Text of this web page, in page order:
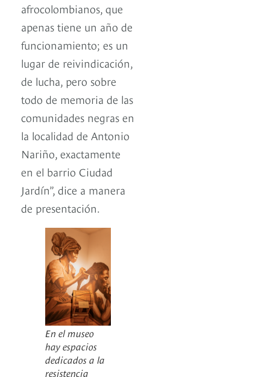
afrocolombianos, que
apenas tiene un año de
funcionamiento; es un
lugar de reivindicación,
de lucha, pero sobre
todo de memoria de las
comunidades negras en
la localidad de Antonio
Nariño, exactamente
en el barrio Ciudad
Jardín”, dice a manera
de presentación.
En el museo
hay espacios
dedicados a la
resistencia